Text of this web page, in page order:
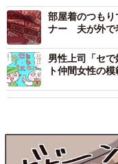
部屋着のつも
ナー 夫が外で
男性上司「セ
ト仲間女性の